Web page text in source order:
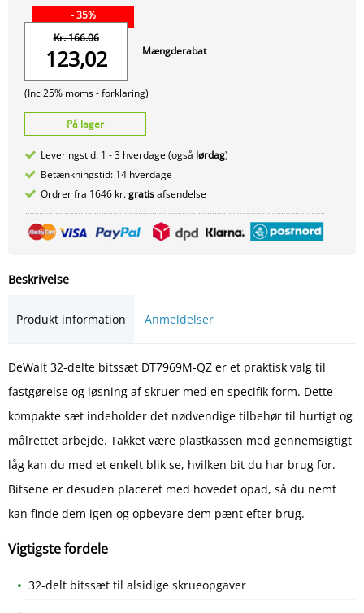
- 35%
Kr. 166.06
123,02
(Inc 25% moms -forklaring)
Mængderabat
På lager
Leveringstid: 1 - 3 hverdage (også lørdag)
Betænkningstid: 14 hverdage
Ordrer fra 1646 kr.gratisafsendelse
Beskrivelse
Produkt information Anmeldelser
DeWalt 32-delte bitssæt DT7969M-QZ er et praktisk valg til
fastgørelse og løsning af skruer med en specifik form. Dette
kompakte sæt indeholder det nødvendige tilbehør til hurtigt og
målrettet arbejde. Takket være plastkassen med gennemsigtigt
låg kan du med et enkelt blik se, hvilken bit du har brug for.
Bitsene er desuden placeret med hovedet opad, så du nemt
kan finde dem igen og opbevare dem pænt efter brug.
Vigtigste fordele
32-delt bitssæt til alsidige skrueopgaver